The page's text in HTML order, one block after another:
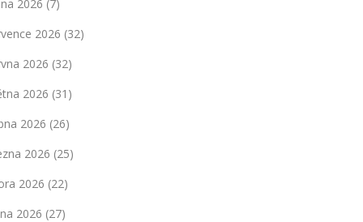
2026 (7)
2026 (32)
2026 (32)
2026 (31)
2026 (26)
2026 (25)
2026 (22)
2026 (27)